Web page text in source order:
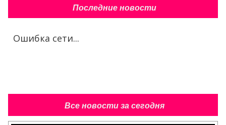
Последние новости
Ошибка сети...
Все новости за сегодня